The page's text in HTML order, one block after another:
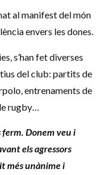
al manifest del món
envers les dones.
s’han fet diverses
del club: partits de
entrenaments de
rugby…
Donem veu i
els agressors
més unànime i